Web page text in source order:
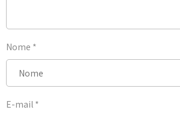
Nome *
E-mail *